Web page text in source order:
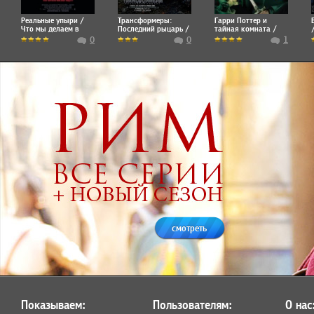
Реальные упыри /
Что мы делаем в
тени / What We Do in
0
Трансформеры:
Последний рыцарь /
Transformers: The
0
Гарри Поттер и
тайная комната /
Harry Potter and the
Chamber of Secrets
1
смотреть
Показываем: Пользователям: О